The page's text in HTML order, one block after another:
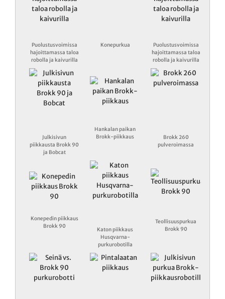
Puolustusvoimissa
hajoittamassa taloa
robolla ja kaivurilla
Konepurkua
Puolustusvoimissa
hajoittamassa taloa
robolla ja kaivurilla
Julkisivun
piikkausta Brokk 90
ja Bobcat
Hankalan paikan
Brokk-piikkaus
Brokk 260
pulveroimassa
Konepedin piikkaus
Brokk 90
Katon piikkaus
Husqvarna-
purkurobotilla
Teollisuuspurkua
Brokk 90